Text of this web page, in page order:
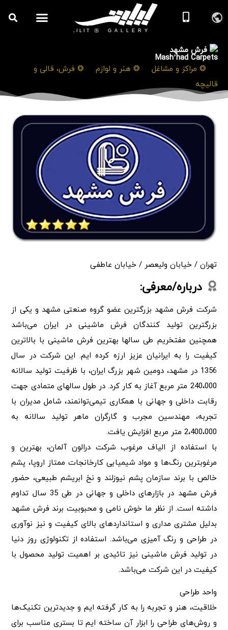
فرش مشهد
Mash’had Carpets
❂ مراکز و مشاغل ❂ هنر و لوازم
❂ فرش، قالی و
قالیچه
تهران / خیابان ولیعصر / خیابان عاطفی
درباره/معرفی:
شرکت فرش مشهد بزرگترین عضو گروه صنعتی مشهد و یکی از
بزرگترین تولید کنندگان فرش ماشینی در ایران می‌باشد
همچنین مفتخریم طی سالها بهترین فرش ماشینی با بالاترین
کیفیت را به ایرانیان عزیز ارزه کرده ایم. این شرکت در سال
1356 در مشهد، دومین شهر بزرگ ایران، با ظرفیت تولید سالانه
240،000 متر مربع آغاز به کار کرد. در طول سالهای متمادی جهت
رقابت داخلی و جهانی با همکاری تیمی‌توانمند، شامل مدیران با
تجربه، مهندسین مجرب و گارگران ماهر تولید سالانه به
2،400،000 متر مربع افزایش یافت.
با استفاده از الیاف مرغوب شرکت درالون آلمان، بهترین و
مرغوبترین رنگ‌ها و مواد شیمیایی کارخانجات ممتاز اروپا، پشم
خالص با برند سازمان پشم نیوزلند و نخ ابریشم طبیعی، حضور
فرش مشهد در بازارهای داخلی و جهانی در طی 35 سال تداوم
داشته است. از نظر ما خوش نامی و محبوبیت برند فرش مشهد
بدلیل مشتری مداری و استانداردهای بالای کیفیت و نیز نوآوری
در طراحی و رنگ آمیزی می‌باشد. استفاده از تکنولوژی روز دنیا
در تولید فرش ماشینی نیز تائیدی بر اهمیت تولید محصول با
کیفیت در این شرکت می‌باشد.
واحد طراحی
خلاقیت، هنر و تجربه را به کار گرفته ایم و جدیدترین تکنیک‌ها
و روش‌های طراحی را ابزار آن ساخته ایم تا بستری مناسب برای